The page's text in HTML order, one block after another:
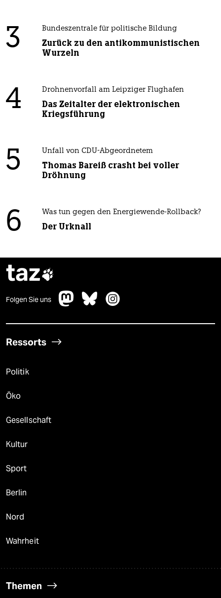
3 Bundeszentrale für politische Bildung
Zurück zu den antikommunistischen
Wurzeln
4 Drohnenvorfall am Leipziger Flughafen
Das Zeitalter der elektronischen
Kriegsführung
5 Unfall von CDU-Abgeordnetem
Thomas Bareiß crasht bei voller
Dröhnung
6 Was tun gegen den Energiewende-Rollback?
Der Urknall
taz
Folgen Sie uns
Ressorts
Politik
Öko
Gesellschaft
Kultur
Sport
Berlin
Nord
Wahrheit
Themen